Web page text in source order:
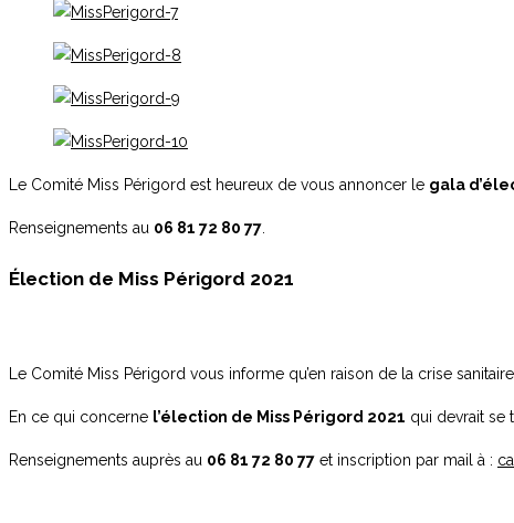
Le Comité Miss Périgord est heureux de vous annoncer le gala
Renseignements au 06 81 72 80 77
Élection de Miss Périgord 2021
Le Comité Miss Périgord vous informe qu’en raison de la crise
En ce qui concerne l’élection de Miss Périgord 2021 qui devrait se
Renseignements auprès au 06 81 72 80 77 et inscription par mail à :